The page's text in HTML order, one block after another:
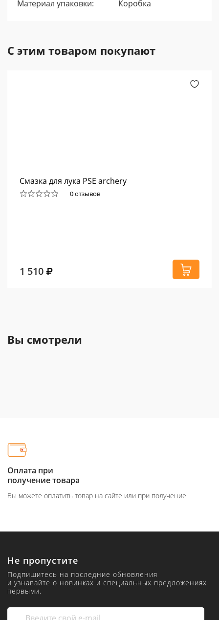
Материал упаковки: Коробка
С этим товаром покупают
Смазка для лука PSE archery
0 отзывов
1 510
Вы смотрели
Оплата при
получение товара
Вы можете оплатить товар на сайте или при получение
Не пропустите
Подпишитесь на последние обновления
и узнавайте о новинках и специальных предложениях
первыми.